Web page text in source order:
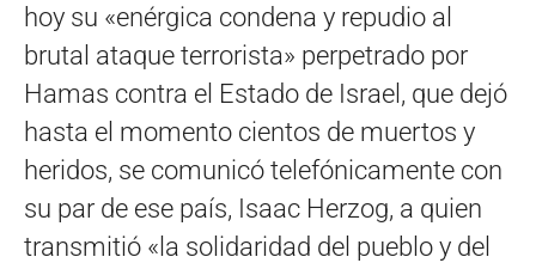
hoy su «enérgica condena y repudio al
brutal ataque terrorista» perpetrado por
Hamas contra el Estado de Israel, que dejó
hasta el momento cientos de muertos y
heridos, se comunicó telefónicamente con
su par de ese país, Isaac Herzog, a quien
transmitió «la solidaridad del pueblo y del